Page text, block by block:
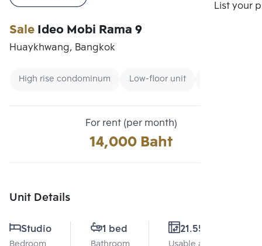
List your
SaleIdeo Mobi Rama 9
Huaykhwang, Bangkok
High rise condominum Low-floor unit
For rent (per month)
14,000 Baht
Unit Details
Studio 1 bed 21.55 Sq.m.